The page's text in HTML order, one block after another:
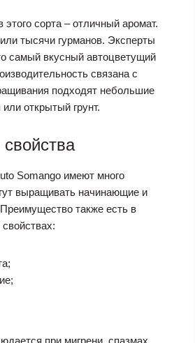
сорта – отличный аромат.
тысячи гурманов. Эксперты
самый вкусный автоцветущий
связана с
подходят небольшие
открытый грунт.
Somango имеют много
выращивать начинающие и
также есть в
при мигрени, спазмах